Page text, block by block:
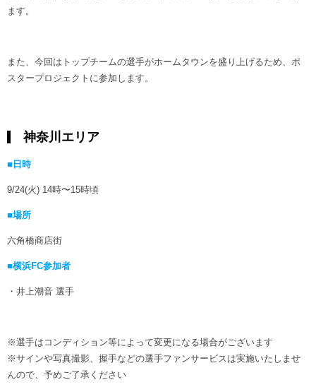
ます。
また、今回はトップチームの選手がホームタウンを盛り上げるため、ポ
スタープロジェクトに参加します。
神奈川エリア
■日時
9/24(火) 14時〜15時頃
■場所
六角橋商店街
■横浜FC参加者
・井上潮音 選手
※選手はコンディション等によって変更になる場合がございます
※サインや写真撮影、握手などの選手ファンサービスは実施いたしませ
んので、予めご了承ください